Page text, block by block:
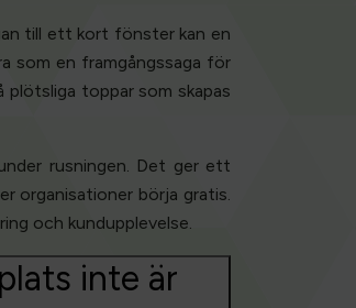
till ett kort fönster kan en
som en framgångssaga för
plötsliga toppar som skapas
rusningen. Det ger ett
organisationer börja gratis.
och kundupplevelse.
inte är